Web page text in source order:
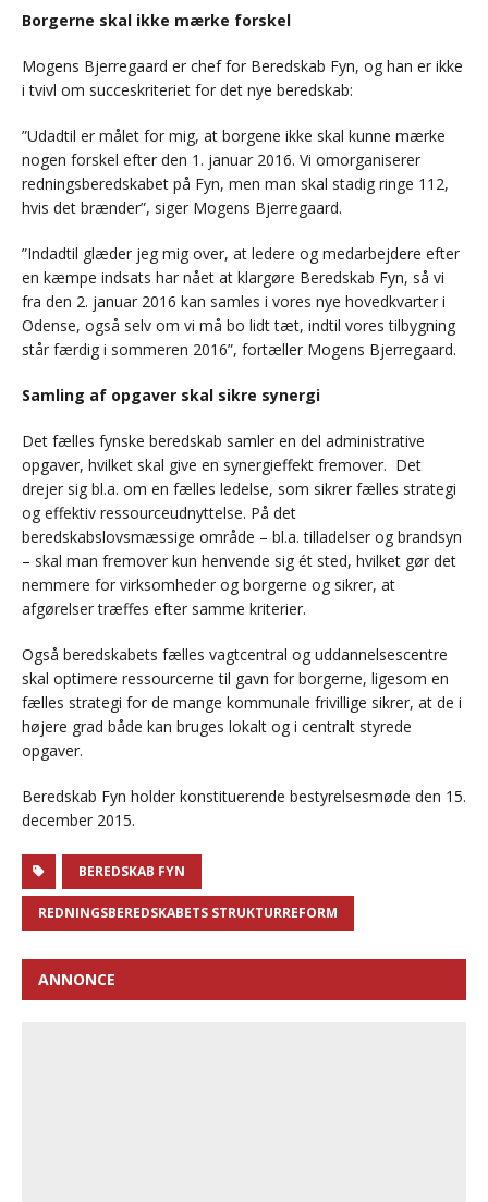
Borgerne skal ikke mærke forskel
Mogens Bjerregaard er chef for Beredskab Fyn, og han er ikke
i tvivl om succeskriteriet for det nye beredskab:
”Udadtil er målet for mig, at borgene ikke skal kunne mærke
nogen forskel efter den 1. januar 2016. Vi omorganiserer
redningsberedskabet på Fyn, men man skal stadig ringe 112,
hvis det brænder”, siger Mogens Bjerregaard.
”Indadtil glæder jeg mig over, at ledere og medarbejdere efter
en kæmpe indsats har nået at klargøre Beredskab Fyn, så vi
fra den 2. januar 2016 kan samles i vores nye hovedkvarter i
Odense, også selv om vi må bo lidt tæt, indtil vores tilbygning
står færdig i sommeren 2016”, fortæller Mogens Bjerregaard.
Samling af opgaver skal sikre synergi
Det fælles fynske beredskab samler en del administrative
opgaver, hvilket skal give en synergieffekt fremover. Det
drejer sig bl.a. om en fælles ledelse, som sikrer fælles strategi
og effektiv ressourceudnyttelse. På det
beredskabslovsmæssige område – bl.a. tilladelser og brandsyn
– skal man fremover kun henvende sig ét sted, hvilket gør det
nemmere for virksomheder og borgerne og sikrer, at
afgørelser træffes efter samme kriterier.
Også beredskabets fælles vagtcentral og uddannelsescentre
skal optimere ressourcerne til gavn for borgerne, ligesom en
fælles strategi for de mange kommunale frivillige sikrer, at de i
højere grad både kan bruges lokalt og i centralt styrede
opgaver.
Beredskab Fyn holder konstituerende bestyrelsesmøde den 15.
december 2015.
BEREDSKAB FYN
REDNINGSBEREDSKABETS STRUKTURREFORM
ANNONCE